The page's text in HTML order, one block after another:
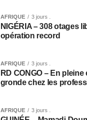
AFRIQUE 3 jours .
NIGÉRIA – 308 otages
opération record
AFRIQUE 3 jours .
RD CONGO – En
gronde chez les
AFRIQUE 3 jours .